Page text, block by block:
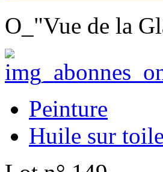
O_"Vue de la
Peinture
Huile sur toile